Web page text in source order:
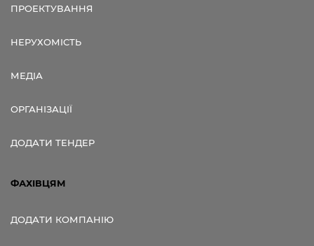
ПРОЕКТУВАННЯ
НЕРУХОМІСТЬ
МЕДІА
ОРГАНІЗАЦІЇ
ДОДАТИ ТЕНДЕР
ФАХІВЦЯМ
ДОДАТИ КОМПАНІЮ